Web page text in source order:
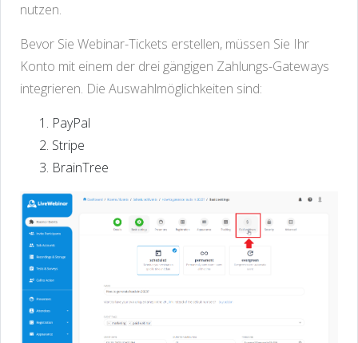
nutzen.
Bevor Sie Webinar-Tickets erstellen, müssen Sie Ihr
Konto mit einem der drei gängigen Zahlungs-Gateways
integrieren. Die Auswahlmöglichkeiten sind:
PayPal
Stripe
BrainTree